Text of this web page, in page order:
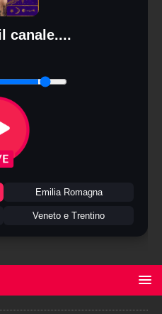
canale....
Emilia Romagna
Veneto e Trentino